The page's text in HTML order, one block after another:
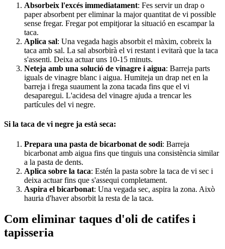
Absorbeix l'excés immediatament: Fes servir un drap o
paper absorbent per eliminar la major quantitat de vi possible
sense fregar. Fregar pot empitjorar la situació en escampar la
taca.
Aplica sal: Una vegada hagis absorbit el màxim, cobreix la
taca amb sal. La sal absorbirà el vi restant i evitarà que la taca
s'assenti. Deixa actuar uns 10-15 minuts.
Neteja amb una solució de vinagre i aigua: Barreja parts
iguals de vinagre blanc i aigua. Humiteja un drap net en la
barreja i frega suaument la zona tacada fins que el vi
desaparegui. L'acidesa del vinagre ajuda a trencar les
partícules del vi negre.
Si la taca de vi negre ja està seca:
Prepara una pasta de bicarbonat de sodi: Barreja
bicarbonat amb aigua fins que tinguis una consistència similar
a la pasta de dents.
Aplica sobre la taca: Estén la pasta sobre la taca de vi sec i
deixa actuar fins que s'assequi completament.
Aspira el bicarbonat: Una vegada sec, aspira la zona. Això
hauria d'haver absorbit la resta de la taca.
Com eliminar taques d'oli de catifes i
tapisseria